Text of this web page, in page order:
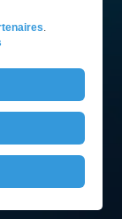
de
plus de
.